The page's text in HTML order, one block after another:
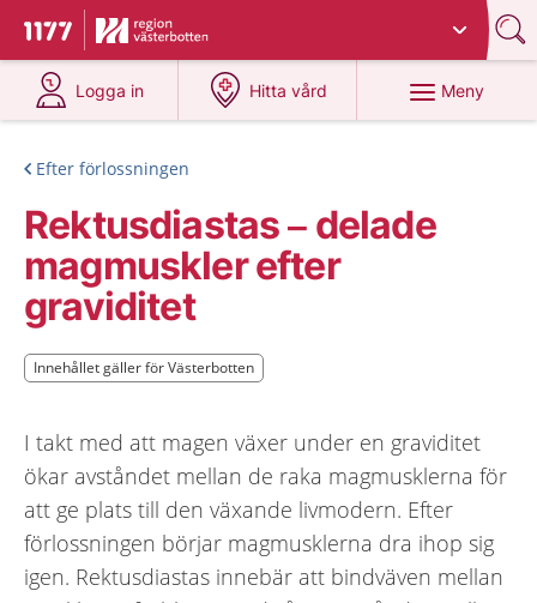
Till startsidan för 1177
Du har valt region
Logga in
på 1177.se
Hitta vård
på 1177.se
Meny
Efter förlossningen
Rektusdiastas – delade
magmuskler efter
graviditet
Innehållet gäller för Västerbotten
Innehållet gäller för Västerbotten
I takt med att magen växer under en graviditet
ökar avståndet mellan de raka magmusklerna för
att ge plats till den växande livmodern. Efter
förlossningen börjar magmusklerna dra ihop sig
igen. Rektusdiastas innebär att bindväven mellan